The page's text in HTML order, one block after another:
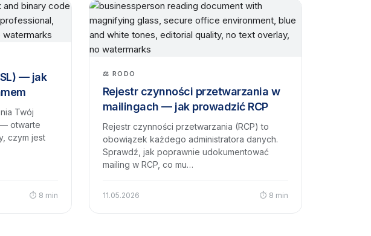
— jak
Twój
otwarte
czym jest
⏱ 8 min
⚖️ RODO
Rejestr czynności przetwarzania w
mailingach — jak prowadzić RCP
Rejestr czynności przetwarzania (RCP) to
obowiązek każdego administratora danych.
Sprawdź, jak poprawnie udokumentować
mailing w RCP, co mu…
11.05.2026 ⏱ 8 min